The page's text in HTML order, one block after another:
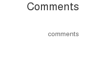
Comments
comments